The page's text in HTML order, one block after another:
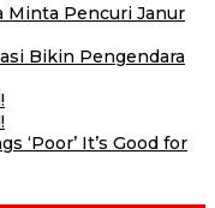
Minta Pencuri Janur
Bikin Pengendara
‘Poor’ It’s Good for